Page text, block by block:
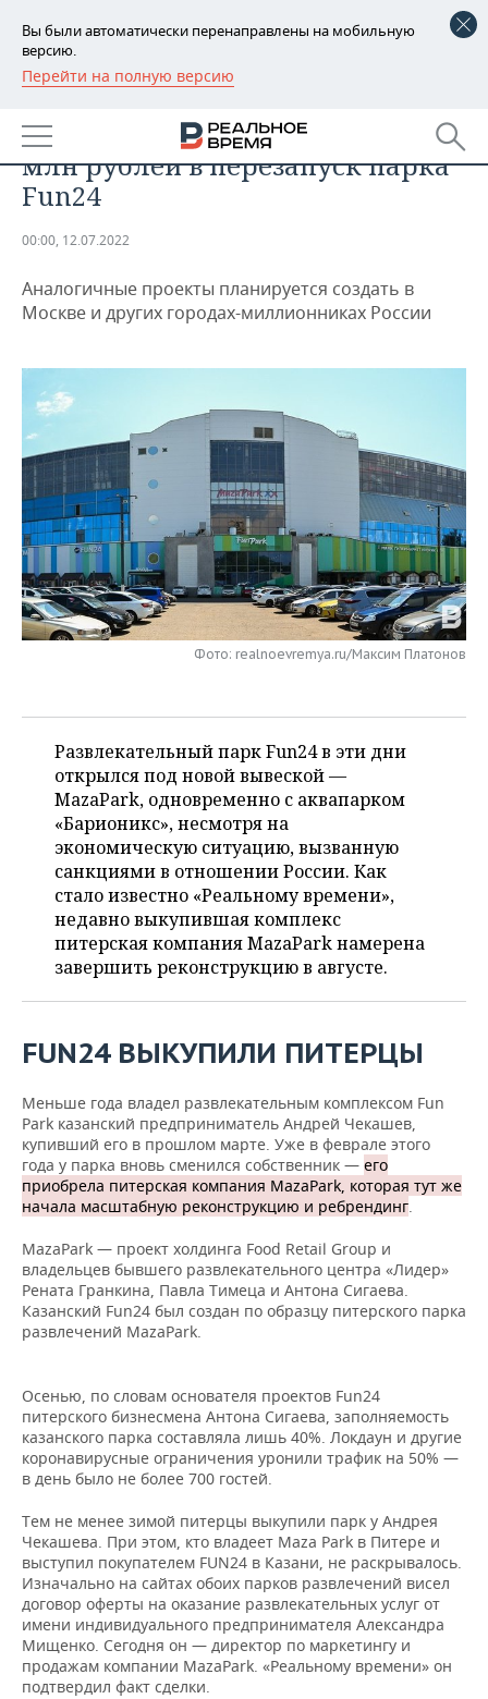
Вы были автоматически перенаправлены на мобильную
версию.
Перейти на полную версию
РЕГИОНЫ
БАШКОРТОСТАН
ТАТАРСТАН
НОВОСТИ
АНАЛИТИКА
ДЕКЛАРАЦИИ О ДОХОДАХ
КОРОЛИ ГОСЗАКАЗА ПФО
КОМУ ПРИНАДЛЕЖАТ
ТОРГОВЫЕ ЦЕНТРЫ
ТАТАРСТАНА
НОВОСТИ ЭКОНОМИКИ
ФИНАНСЫ
БЮДЖЕТ
ИНВЕСТИЦИИ
ПРОМЫШЛЕННОСТЬ
НОВОСТИ
АГРОПРОМ
МАШИНОСТРОЕНИЕ
НЕФТЕХИМИЯ
НЕФТЬ
ОПК
ЭНЕРГЕТИКА
НЕДВИЖИМОСТЬ
НОВОСТИ АВТО
БИЗНЕС
НОВОСТИ БИЗНЕСА
РОЗНИЧНАЯ ТОРГОВЛЯ
ТРАНСПОРТ
УСЛУГИ
ТЕХНОЛОГИИ
НОВОСТИ ТЕХНОЛОГИЙ
IT
МЕДИА
МЕРОПРИЯТИЯ
НОВОСТИ МЕРОПРИЯТИЙ
ВЫЕЗДНАЯ РЕДАКЦИЯ
ОТКРЫТАЯ ЛЕКЦИЯ
СПОРТ
НОВОСТИ СПОРТА
БАСКЕТБОЛ
ВОЛЕЙБОЛ
КИБЕРСПОРТ
ФИГУРНОЕ КАТАНИЕ
ВОДНЫЕ ВИДЫ СПОРТА
ОБЩЕСТВО
ИНФРАСТРУКТУРА
ИСТОРИЯ
КУЛЬТУРА
МЕДИЦИНА
ОБРАЗОВАНИЕ
СПРАВОЧНИК
СПИСОК ПЕРСОН
СПИСОК КОМПАНИЙ
ПОЛНАЯ ВЕРСИЯ
Питерский инвестор вложит 50
млн рублей в перезапуск парка
Fun24
00:00, 12.07.2022
Аналогичные проекты планируется создать в
Москве и других городах-миллионниках России
Фото: realnoevremya.ru/Максим Платонов
Развлекательный парк Fun24 в эти дни
открылся под новой вывеской —
MazaPark, одновременно с аквапарком
«Барионикс», несмотря на
экономическую ситуацию, вызванную
санкциями в отношении России. Как
стало известно «Реальному времени»,
недавно выкупившая комплекс
питерская компания MazaPark намерена
завершить реконструкцию в августе.
FUN24 ВЫКУПИЛИ ПИТЕРЦЫ
Меньше года владел развлекательным комплексом Fun
Park казанский предприниматель Андрей Чекашев,
купивший его в прошлом марте. Уже в феврале этого
года у парка вновь сменился собственник — его
приобрела питерская компания MazaPark, которая тут же
начала масштабную реконструкцию и ребрендинг.
MazaPark — проект холдинга Food Retail Group и
владельцев бывшего развлекательного центра «Лидер»
Рената Гранкина, Павла Тимеца и Антона Сигаева.
Казанский Fun24 был создан по образцу питерского парка
развлечений MazaPark.
Осенью, по словам основателя проектов Fun24
питерского бизнесмена Антона Сигаева, заполняемость
казанского парка составляла лишь 40%. Локдаун и другие
коронавирусные ограничения уронили трафик на 50% —
в день было не более 700 гостей.
Тем не менее зимой питерцы выкупили парк у Андрея
Чекашева. При этом, кто владеет Maza Park в Питере и
выступил покупателем FUN24 в Казани, не раскрывалось.
Изначально на сайтах обоих парков развлечений висел
договор оферты на оказание развлекательных услуг от
имени индивидуального предпринимателя Александра
Мищенко. Сегодня он — директор по маркетингу и
продажам компании MazaPark. «Реальному времени» он
подтвердил факт сделки.